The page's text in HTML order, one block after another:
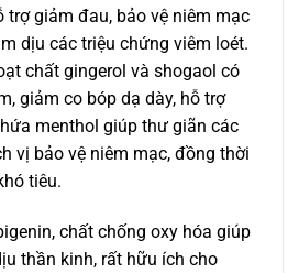
trợ giảm đau, bảo vệ niêm mạc
dịu các triệu chứng viêm loét.
chất gingerol và shogaol có
giảm co bóp dạ dày, hỗ trợ
menthol giúp thư giãn các
vị bảo vệ niêm mạc, đồng thời
tiêu.
chất chống oxy hóa giúp
thần kinh, rất hữu ích cho